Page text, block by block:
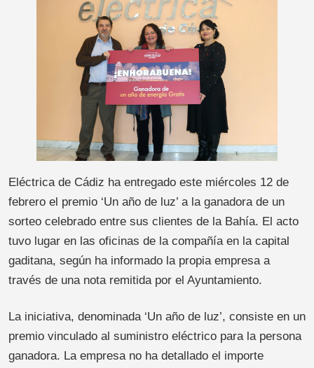
Eléctrica de Cádiz ha entregado este miércoles 12 de
febrero el premio ‘Un año de luz’ a la ganadora de un
sorteo celebrado entre sus clientes de la Bahía. El acto
tuvo lugar en las oficinas de la compañía en la capital
gaditana, según ha informado la propia empresa a
través de una nota remitida por el Ayuntamiento.
La iniciativa, denominada ‘Un año de luz’, consiste en un
premio vinculado al suministro eléctrico para la persona
ganadora. La empresa no ha detallado el importe